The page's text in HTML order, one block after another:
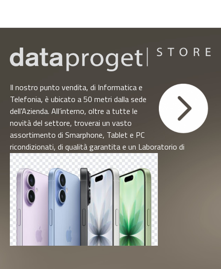
Il nostro punto vendita, di Informatica e
Telefonia, è ubicato a 50 metri dalla sede
dell’Azienda. All’interno, oltre a tutte le
novità del settore, troverai un vasto
assortimento di Smarphone, Tablet e PC
ricondizionati, di qualità garantita e un Laboratorio di
Assistenza per ogni necessità.